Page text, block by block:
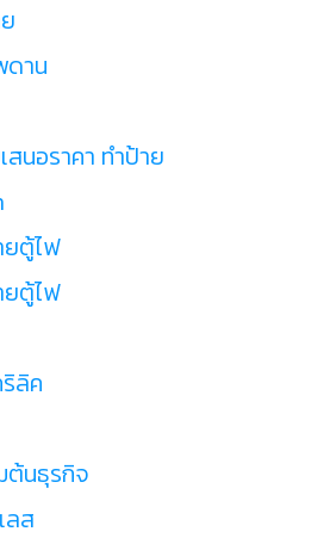
ดาน
นอราคา ทำป้าย
ตู้ไฟ
ตู้ไฟ
ลิค
ต้นธุรกิจ
ลส